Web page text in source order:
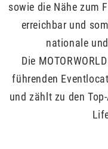
sowie die Nähe zum
erreichbar und
nationale
Die
führenden
und zählt zu den